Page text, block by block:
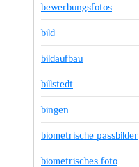
bewerbungsfotos
bild
bildaufbau
billstedt
bingen
biometrische passbilder
biometrisches foto